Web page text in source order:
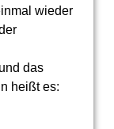
wieder
das
heißt es: